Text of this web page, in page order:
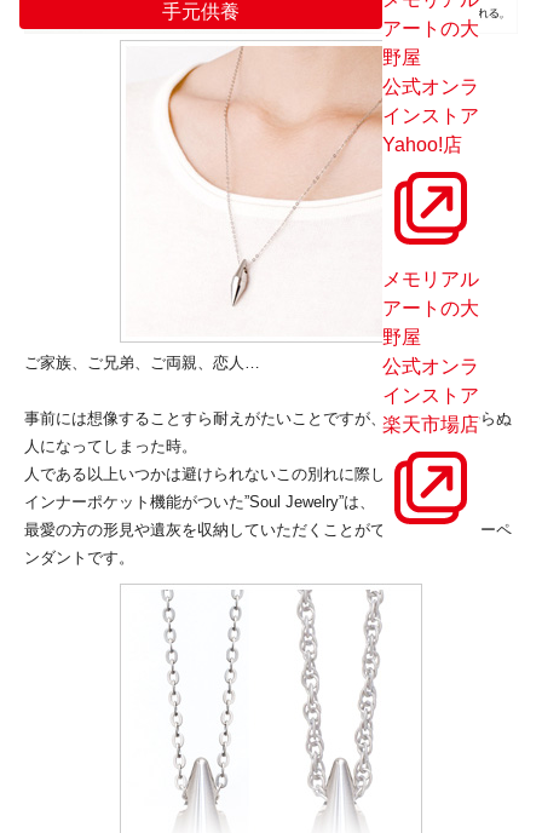
手元供養
アートの大
野屋
公式オンラ
インストア
Yahoo!店
メモリアル
アートの大
野屋
公式オンラ
インストア
楽天市場店
ご家族、ご兄弟、ご両親、恋人…
事前には想像することすら耐えがたいことですが、最愛の人が帰らぬ
人になってしまった時。
人である以上いつかは避けられないこの別れに際して、
インナーポケット機能がついた”Soul Jewelry”は、
最愛の方の形見や遺灰を収納していただくことができるジュエリーペ
ンダントです。